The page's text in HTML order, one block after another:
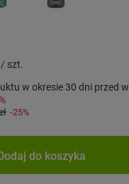
/ szt.
w okresie 30 dni przed
-25%
do koszyka